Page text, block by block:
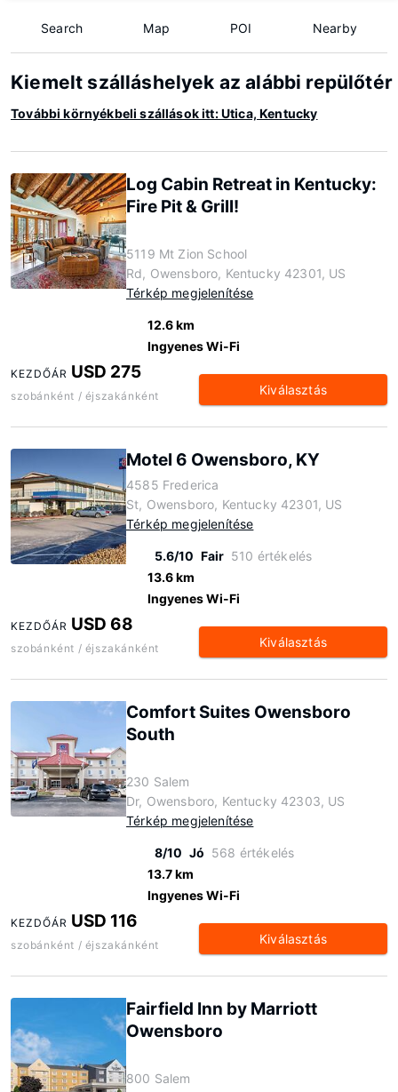
Search Map POI Nearby
Kiemelt szálláshelyek az alábbi
További környékbeli szállások itt: Utica, Kentucky
Log Cabin Retreat in Kentucky:
Fire Pit & Grill!
5119 Mt Zion School
Rd, Owensboro, Kentucky 42301, US
Térkép megjelenítése
12.6 km
Ingyenes Wi-Fi
KEZDŐÁR USD 275
szobánként / éjszakánként Kiválasztás
Motel 6 Owensboro, KY
4585 Frederica
St, Owensboro, Kentucky 42301, US
Térkép megjelenítése
5.6/10 Fair 510 értékelés
13.6 km
Ingyenes Wi-Fi
KEZDŐÁR USD 68
szobánként / éjszakánként Kiválasztás
Comfort Suites Owensboro
South
230 Salem
Dr, Owensboro, Kentucky 42303, US
Térkép megjelenítése
8/10 Jó 568 értékelés
13.7 km
Ingyenes Wi-Fi
KEZDŐÁR USD 116
szobánként / éjszakánként Kiválasztás
Fairfield Inn by Marriott
Owensboro
800 Salem